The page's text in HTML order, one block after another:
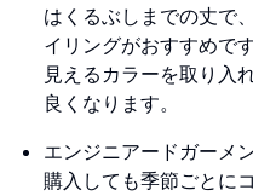
はくるぶしまでの丈で
イリングがおすすめで
見えるカラーを取り入
良くなります。
エンジニアードガーメ
購入しても季節ごとに